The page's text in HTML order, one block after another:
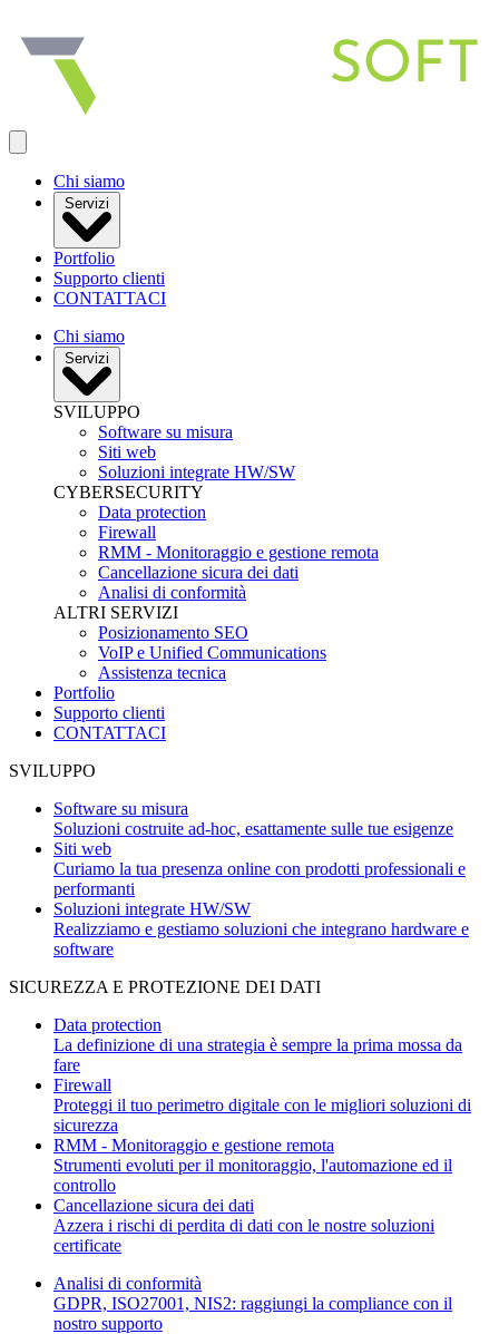
Chi siamo
Servizi
Portfolio
Supporto clienti
CONTATTACI
Chi siamo
Servizi
SVILUPPO
Software su misura
Siti web
Soluzioni integrate HW/SW
CYBERSECURITY
Data protection
Firewall
RMM - Monitoraggio e gestione remota
Cancellazione sicura dei dati
Analisi di conformità
ALTRI SERVIZI
Posizionamento SEO
VoIP e Unified Communications
Assistenza tecnica
Portfolio
Supporto clienti
CONTATTACI
SVILUPPO
Software su misura
Soluzioni costruite ad-hoc, esattamente sulle tue esigenze
Siti web
Curiamo la tua presenza online con prodotti professionali e
performanti
Soluzioni integrate HW/SW
Realizziamo e gestiamo soluzioni che integrano hardware e
software
SICUREZZA E PROTEZIONE DEI DATI
Data protection
La definizione di una strategia è sempre la prima mossa da
fare
Firewall
Proteggi il tuo perimetro digitale con le migliori soluzioni di
sicurezza
RMM - Monitoraggio e gestione remota
Strumenti evoluti per il monitoraggio, l'automazione ed il
controllo
Cancellazione sicura dei dati
Azzera i rischi di perdita di dati con le nostre soluzioni
certificate
Analisi di conformità
GDPR, ISO27001, NIS2: raggiungi la compliance con il
nostro supporto